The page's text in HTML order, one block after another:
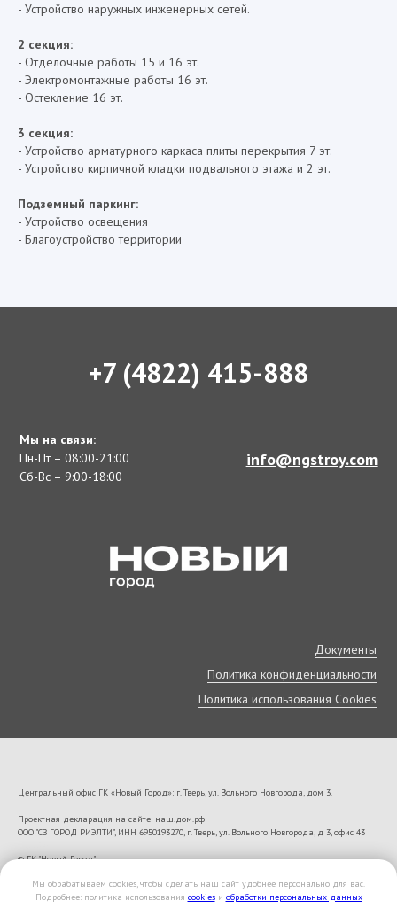
- Устройство наружных инженерных сетей.
2 секция:
- Отделочные работы 15 и 16 эт.
- Электромонтажные работы 16 эт.
- Остекление 16 эт.
3 секция:
- Устройство арматурного каркаса плиты перекрытия 7 эт.
- Устройство кирпичной кладки подвального этажа и 2 эт.
Подземный паркинг:
- Устройство освещения
- Благоустройство территории
Мы обрабатываем cookies, чтобы сделать наш сайт удобнее персонально для вас.
Подробнее: политика использования cookiesи обработки персональных данных
+7 (4822) 415-888
Мы на связи:
Пн-Пт – 08:00-21:00
Сб-Вс – 9:00-18:00
info@ngstroy.com
Документы
Политика конфиденциальности
Политика использования Cookies
Центральный офис ГК «Новый Город»: г. Тверь, ул. Вольного Новгорода, дом 3.
Проектная декларация на сайте: наш.дом.рф
ООО "СЗ ГОРОД РИЭЛТИ", ИНН 6950193270, г. Тверь, ул. Вольного Новгорода, д 3, офис 43
© ГК "Новый Город"